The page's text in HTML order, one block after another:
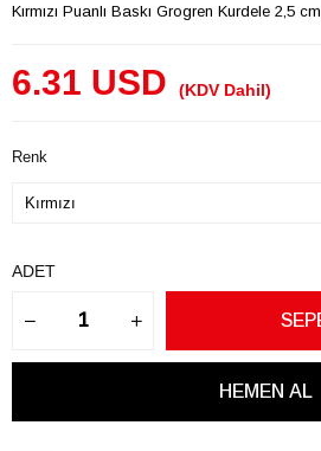
Kırmızı Puanlı Baskı Grogren Kurdele 2,5 cm
6.31 USD (KDV Dahil)
Renk
ADET